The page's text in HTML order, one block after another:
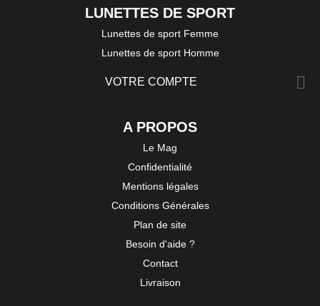
LUNETTES DE SPORT
Lunettes de sport Femme
Lunettes de sport Homme
VOTRE COMPTE 
A PROPOS
Le Mag
Confidentialité
Mentions légales
Conditions Générales
Plan de site
Besoin d'aide ?
Contact
Livraison